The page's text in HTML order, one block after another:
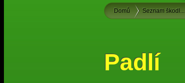
Domů Seznam škodl...
Padlí